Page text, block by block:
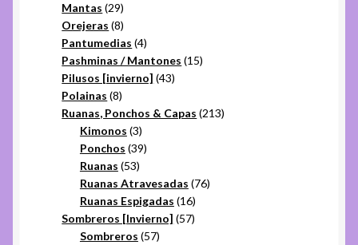
Mantas 2929
productos
Orejeras 88
productos
Pantumedias 44
productos
Pashminas / Mantones 1515
Pilusos [invierno] 4343
Polainas 88
productos
Ruanas, Ponchos & Capas 213213
Kimonos 33
productos
Ponchos 3939
Ruanas 5353
productos
Ruanas Atravesadas 7676
Ruanas Espigadas 1616
productos
Sombreros [Invierno] 5757
Sombreros 5757